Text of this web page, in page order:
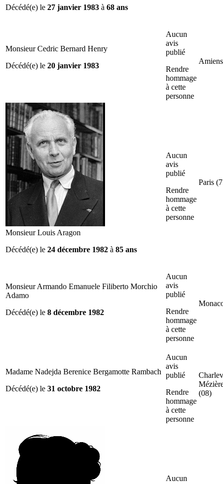
Décédé(e) le 27 janvier 1983 à 68 ans
Monsieur Cedric Bernard Henry
Décédé(e) le 20 janvier 1983
Aucun
avis
publié
Rendre
hommage
à cette
personne
Monsieur Louis Aragon
Décédé(e) le 24 décembre 1982 à 85 ans
Aucun
avis
publié
Rendre
hommage
à cette
personne
Paris
Monsieur Armando Emanuele Filiberto Morchio
Adamo
Décédé(e) le 8 décembre 1982
Aucun
avis
publié
Rendre
hommage
à cette
personne
Madame Nadejda Berenice Bergamotte Rambach
Décédé(e) le 31 octobre 1982
Aucun
avis
publié
Rendre
hommage
à cette
personne
(08)
Aucun